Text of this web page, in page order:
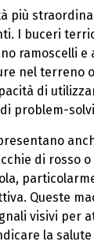
più
I buceri
ramoscelli
nel terreno
di
problem-
di rosso
Queste
visivi per
la